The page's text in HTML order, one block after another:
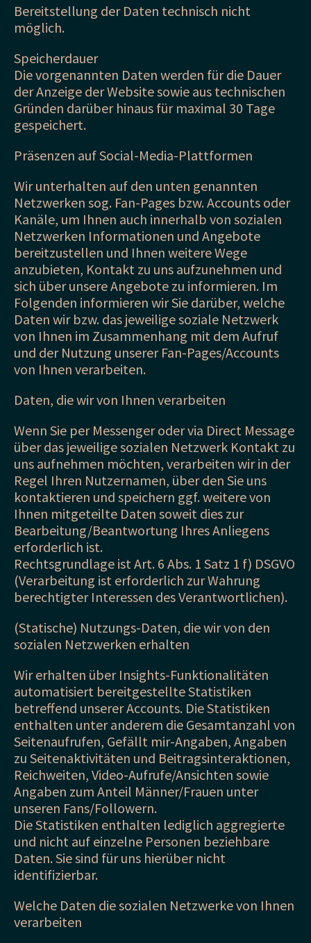
Bereitstellung der Daten technisch nicht
möglich.
Speicherdauer
Die vorgenannten Daten werden für die Dauer
der Anzeige der Website sowie aus technischen
Gründen darüber hinaus für maximal 30 Tage
gespeichert.
Präsenzen auf Social-Media-Plattformen
Wir unterhalten auf den unten genannten
Netzwerken sog. Fan-Pages bzw. Accounts oder
Kanäle, um Ihnen auch innerhalb von sozialen
Netzwerken Informationen und Angebote
bereitzustellen und Ihnen weitere Wege
anzubieten, Kontakt zu uns aufzunehmen und
sich über unsere Angebote zu informieren. Im
Folgenden informieren wir Sie darüber, welche
Daten wir bzw. das jeweilige soziale Netzwerk
von Ihnen im Zusammenhang mit dem Aufruf
und der Nutzung unserer Fan-Pages/Accounts
von Ihnen verarbeiten.
Daten, die wir von Ihnen verarbeiten
Wenn Sie per Messenger oder via Direct Message
über das jeweilige sozialen Netzwerk Kontakt zu
uns aufnehmen möchten, verarbeiten wir in der
Regel Ihren Nutzernamen, über den Sie uns
kontaktieren und speichern ggf. weitere von
Ihnen mitgeteilte Daten soweit dies zur
Bearbeitung/Beantwortung Ihres Anliegens
erforderlich ist.
Rechtsgrundlage ist Art. 6 Abs. 1 Satz 1 f) DSGVO
(Verarbeitung ist erforderlich zur Wahrung
berechtigter Interessen des Verantwortlichen).
(Statische) Nutzungs-Daten, die wir von den
sozialen Netzwerken erhalten
Wir erhalten über Insights-Funktionalitäten
automatisiert bereitgestellte Statistiken
betreffend unserer Accounts. Die Statistiken
enthalten unter anderem die Gesamtanzahl von
Seitenaufrufen, Gefällt mir-Angaben, Angaben
zu Seitenaktivitäten und Beitragsinteraktionen,
Reichweiten, Video-Aufrufe/Ansichten sowie
Angaben zum Anteil Männer/Frauen unter
unseren Fans/Followern.
Die Statistiken enthalten lediglich aggregierte
und nicht auf einzelne Personen beziehbare
Daten. Sie sind für uns hierüber nicht
identifizierbar.
Welche Daten die sozialen Netzwerke von Ihnen
verarbeiten